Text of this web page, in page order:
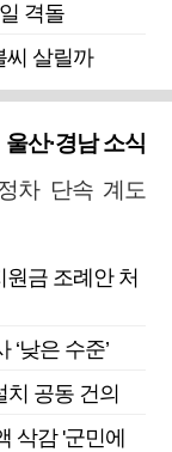
격돌
씨 살릴까
울산·경남 소식
차 단속 계도
금 조례안 처
낮은 수준’
공동 건의
삭감 '군민에